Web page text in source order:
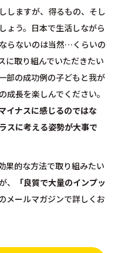
しますが、得るもの、そし
ょう。日本で生活しながら
らないのは当然…くらいの
に取り組んでいただきたい
部の成功例の子どもと我が
長を楽しんでください。
イナスに感じるのではな
スに考える姿勢が大事で
果的な方法で取り組みたい
、
「良質で大量のインプッ
メールマガジンで詳しくお